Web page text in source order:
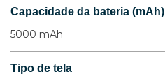
Capacidade da bateria (mAh)
5000 mAh
Tipo de tela